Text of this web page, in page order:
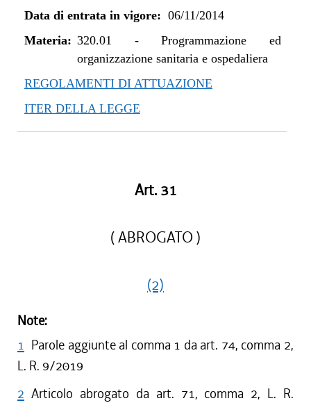
dal 01/01/2015 al 06/01/2015
dal 06/11/2014 al 31/12/2014
Data di entrata in vigore: 06/11/2014
Materia: 320.01 -Programmazione ed
organizzazione sanitaria e ospedaliera
REGOLAMENTI DI ATTUAZIONE
ITER DELLA LEGGE
Art. 31
( ABROGATO )
(2)
Note:
1 Parole aggiunte al comma 1 da art. 74, comma 2,
L. R. 9/2019
2 Articolo abrogato da art. 71, comma 2, L. R.